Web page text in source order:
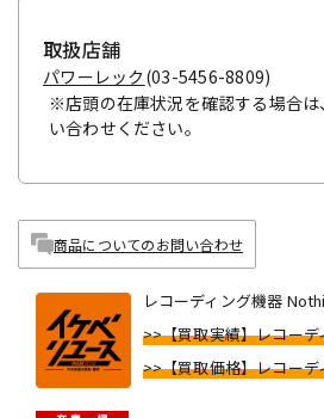
取扱店舗
パワーレック (03-5456-8809)
※店頭の在庫状況を確認する場合
い合わせください。
商品についてのお問い合わせ
レコーディング機器
>>【買取実績】レコー
>>【買取価格】レコー